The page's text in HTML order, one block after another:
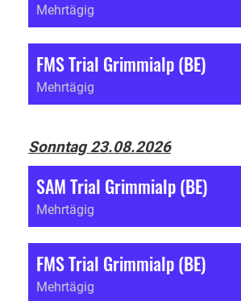
Mehrtägig
FMS Trial Grimmialp (BE)
Mehrtägig
Sonntag 23.08.2026
SAM Trial Grimmialp (BE)
Mehrtägig
FMS Trial Grimmialp (BE)
Mehrtägig